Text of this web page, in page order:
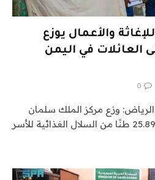
والأعمال يوزع
العائلات في اليمن
0
الاثنين ، 2023-01-23 10:15 الرياض: وزع مركز الملك سلمان
للإغاثة والأعمال الإنسانية 25.894 طنًا من السلال الغذائية للأسر